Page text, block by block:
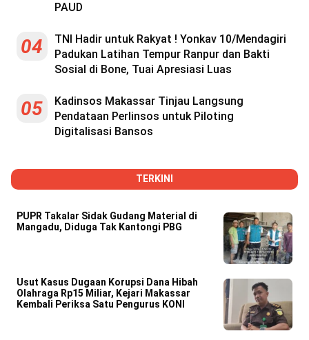
PAUD
04
TNI Hadir untuk Rakyat ! Yonkav 10/Mendagiri
Padukan Latihan Tempur Ranpur dan Bakti
Sosial di Bone, Tuai Apresiasi Luas
05
Kadinsos Makassar Tinjau Langsung
Pendataan Perlinsos untuk Piloting
Digitalisasi Bansos
TERKINI
PUPR Takalar Sidak Gudang Material di
Mangadu, Diduga Tak Kantongi PBG
Usut Kasus Dugaan Korupsi Dana Hibah
Olahraga Rp15 Miliar, Kejari Makassar
Kembali Periksa Satu Pengurus KONI